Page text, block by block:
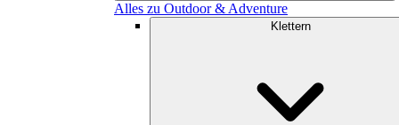
Alles zu Outdoor & Adventure
Klettern